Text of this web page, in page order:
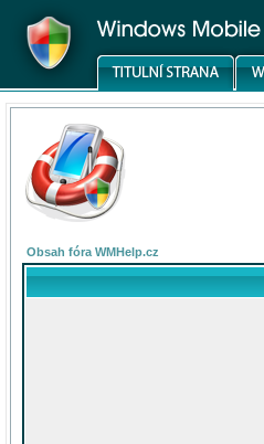
Obsah fóra WMHelp.cz